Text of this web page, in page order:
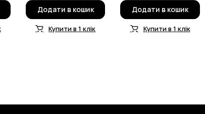
Додати в кошик
Купити в 1 клік
Додати в кошик
Купити в 1 клік